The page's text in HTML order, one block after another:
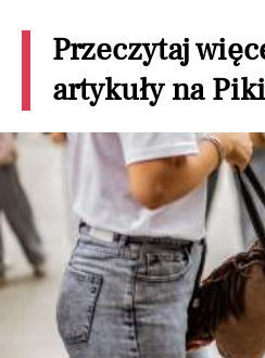
Przeczytaj
artykuły na